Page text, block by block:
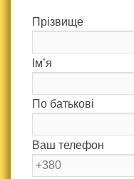
Прізвище
Ім’я
По батькові
Ваш телефон